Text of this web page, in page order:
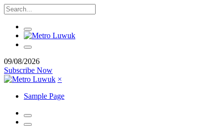
09/08/2026
Subscribe Now
×
Sample Page